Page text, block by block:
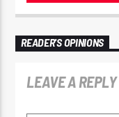
READER'S OPINIONS
LEAVE A REPLY